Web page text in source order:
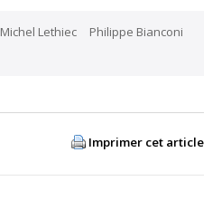
Michel Lethiec
Philippe Bianconi
Imprimer cet article